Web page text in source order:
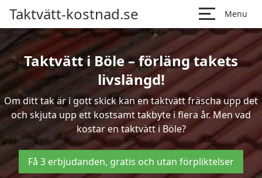
Taktvätt-kostnad.se Menu
Taktvätt i Böle – förläng takets
livslängd!
Om ditt tak är i gott skick kan en taktvätt fräscha upp det
och skjuta upp ett kostsamt takbyte i flera år. Men vad
kostar en taktvätt i Böle?
Få 3 erbjudanden, gratis och utan förpliktelser